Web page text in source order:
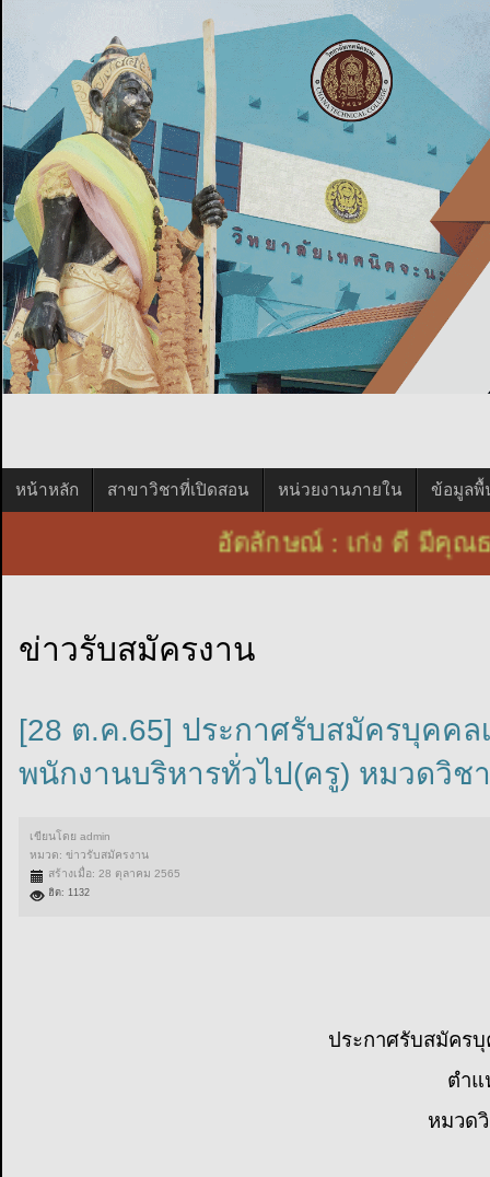
หน้าหลัก สาขาวิชาที่เปิดสอน หน่วยงานภายใน ข้อมูลพื้
อัตลักษณ์ : เก่ง ดี มี
ข่าวรับสมัครงาน
[28 ต.ค.65] ประกาศรับสมัครบุคค
พนักงานบริหารทั่วไป(ครู) หมวดวิช
เขียนโดยadmin
หมวด:ข่าวรับสมัครงาน
สร้างเมื่อ: 28 ตุลาคม 2565
ฮิต: 1132
ประกาศรับสมัครบุ
ตำแ
หมวด